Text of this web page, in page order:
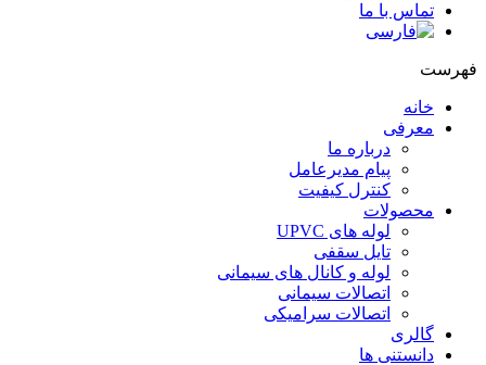
تماس با ما
فهرست
خانه
معرفی
درباره ما
پیام مدیرعامل
کنترل کیفیت
محصولات
لوله های UPVC
تایل سقفی
لوله و کانال های سیمانی
اتصالات سیمانی
اتصالات سرامیکی
گالری
دانستنی ها